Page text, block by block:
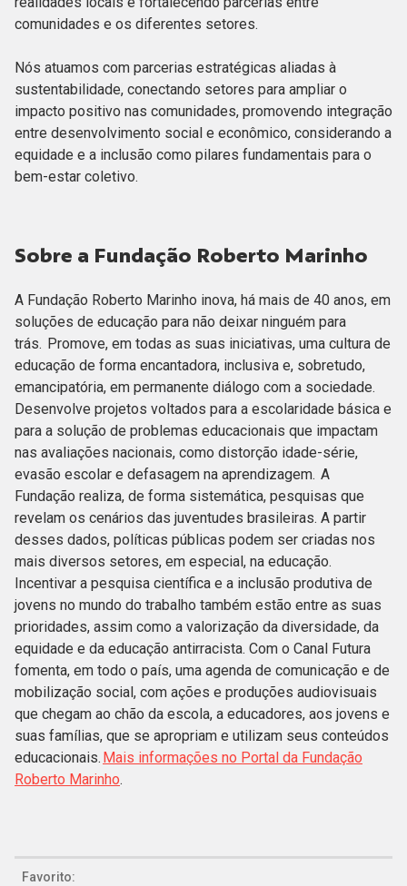
comunidades e os diferentes setores.
Nós atuamos com parcerias estratégicas aliadas à
sustentabilidade, conectando setores para ampliar o
impacto positivo nas comunidades, promovendo integração
entre desenvolvimento social e econômico, considerando a
equidade e a inclusão como pilares fundamentais para o
bem-estar coletivo.
Sobre a Fundação Roberto Marinho
A Fundação Roberto Marinho inova, há mais de 40 anos, em
soluções de educação para não deixar ninguém para
trás. Promove, em todas as suas iniciativas, uma cultura de
educação de forma encantadora, inclusiva e, sobretudo,
emancipatória, em permanente diálogo com a sociedade.
Desenvolve projetos voltados para a escolaridade básica e
para a solução de problemas educacionais que impactam
nas avaliações nacionais, como distorção idade-série,
evasão escolar e defasagem na aprendizagem. A
Fundação realiza, de forma sistemática, pesquisas que
revelam os cenários das juventudes brasileiras. A partir
desses dados, políticas públicas podem ser criadas nos
mais diversos setores, em especial, na educação.
Incentivar a pesquisa científica e a inclusão produtiva de
jovens no mundo do trabalho também estão entre as suas
prioridades, assim como a valorização da diversidade, da
equidade e da educação antirracista. Com o Canal Futura
fomenta, em todo o país, uma agenda de comunicação e de
mobilização social, com ações e produções audiovisuais
que chegam ao chão da escola, a educadores, aos jovens e
suas famílias, que se apropriam e utilizam seus conteúdos
educacionais. Mais informações no Portal da Fundação
Roberto Marinho.
Favorito: